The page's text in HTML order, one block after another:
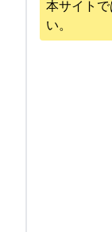
本サイトで
い。